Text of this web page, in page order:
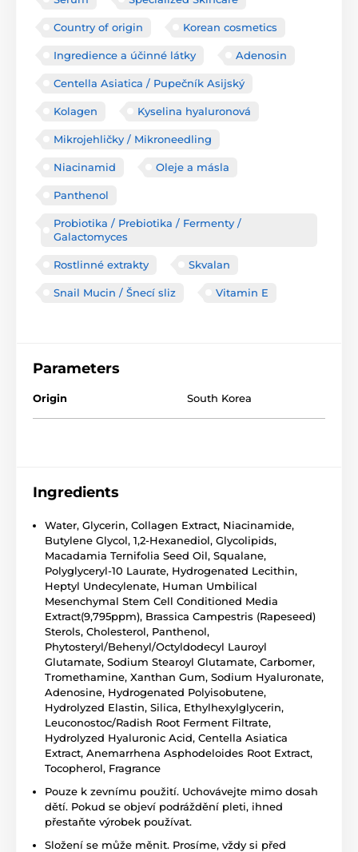
Country of origin Korean cosmetics
Ingredience a účinné látky Adenosin
Centella Asiatica / Pupečník Asijský
Kolagen Kyselina hyaluronová
Mikrojehličky / Mikroneedling
Niacinamid Oleje a másla
Panthenol
Probiotika / Prebiotika / Fermenty /
Galactomyces
Rostlinné extrakty Skvalan
Snail Mucin / Šnecí sliz Vitamin E
Parameters
Origin South Korea
Ingredients
Water, Glycerin, Collagen Extract, Niacinamide,
Butylene Glycol, 1,2-Hexanediol, Glycolipids,
Macadamia Ternifolia Seed Oil, Squalane,
Polyglyceryl-10 Laurate, Hydrogenated Lecithin,
Heptyl Undecylenate, Human Umbilical
Mesenchymal Stem Cell Conditioned Media
Extract(9,795ppm), Brassica Campestris (Rapeseed)
Sterols, Cholesterol, Panthenol,
Phytosteryl/Behenyl/Octyldodecyl Lauroyl
Glutamate, Sodium Stearoyl Glutamate, Carbomer,
Tromethamine, Xanthan Gum, Sodium Hyaluronate,
Adenosine, Hydrogenated Polyisobutene,
Hydrolyzed Elastin, Silica, Ethylhexylglycerin,
Leuconostoc/Radish Root Ferment Filtrate,
Hydrolyzed Hyaluronic Acid, Centella Asiatica
Extract, Anemarrhena Asphodeloides Root Extract,
Tocopherol, Fragrance
Pouze k zevnímu použití. Uchovávejte mimo dosah
dětí. Pokud se objeví podráždění pleti, ihned
přestaňte výrobek používat.
Složení se může měnit. Prosíme, vždy si před